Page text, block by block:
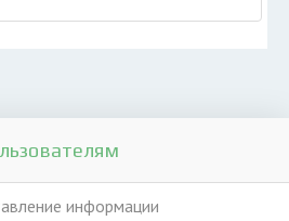
информации